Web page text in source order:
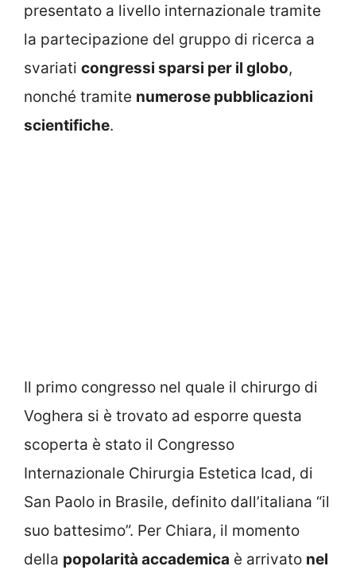
presentato a livello internazionale tramite
la partecipazione del gruppo di ricerca a
svariati congressi sparsi per il globo,
nonché tramite numerose pubblicazioni
scientifiche.
Il primo congresso nel quale il chirurgo di
Voghera si è trovato ad esporre questa
scoperta è stato il Congresso
Internazionale Chirurgia Estetica Icad, di
San Paolo in Brasile, definito dall’italiana “il
suo battesimo”. Per Chiara, il momento
della popolarità accademica è arrivato nel